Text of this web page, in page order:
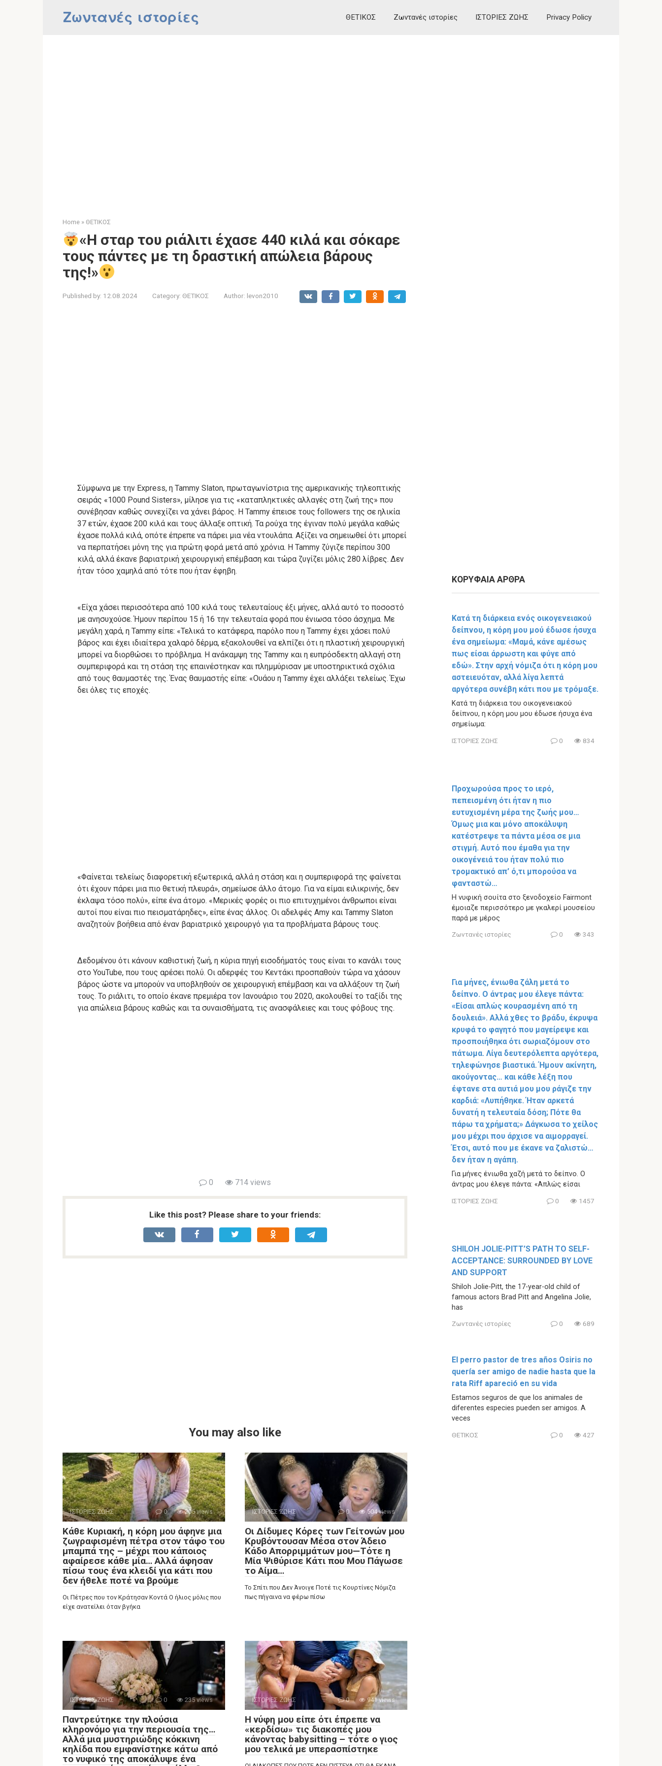
Ζωντανές ιστορίες ΘΕΤΙΚΟΣ Ζωντανές ιστορίες ΙΣΤΟΡΙΕΣ ΖΩΗΣ Privacy Policy
Home » ΘΕΤΙΚΟΣ
«Η σταρ του ριάλιτι έχασε 440 κιλά και σόκαρε
τους πάντες με τη δραστική απώλεια βάρους
της!»
Published by: 12.08.2024 Category: ΘΕΤΙΚΟΣ Author: levon2010
Σύμφωνα με την Express, η Tammy Slaton, πρωταγωνίστρια της αμερικανικής τηλεοπτικής
σειράς «1000 Pound Sisters», μίλησε για τις «καταπληκτικές αλλαγές στη ζωή της» που
συνέβησαν καθώς συνεχίζει να χάνει βάρος. Η Tammy έπεισε τους followers της σε ηλικία
37 ετών, έχασε 200 κιλά και τους άλλαξε οπτική. Τα ρούχα της έγιναν πολύ μεγάλα καθώς
έχασε πολλά κιλά, οπότε έπρεπε να πάρει μια νέα ντουλάπα. Αξίζει να σημειωθεί ότι μπορεί
να περπατήσει μόνη της για πρώτη φορά μετά από χρόνια. Η Tammy ζύγιζε περίπου 300
κιλά, αλλά έκανε βαριατρική χειρουργική επέμβαση και τώρα ζυγίζει μόλις 280 λίβρες. Δεν
ήταν τόσο χαμηλά από τότε που ήταν έφηβη.
«Είχα χάσει περισσότερα από 100 κιλά τους τελευταίους έξι μήνες, αλλά αυτό το ποσοστό
με ανησυχούσε.Ήμουν περίπου 15 ή 16 την τελευταία φορά που ένιωσα τόσο άσχημα. Με
μεγάλη χαρά, η Tammy είπε: «Τελικά το κατάφερα, παρόλο που η Tammy έχει χάσει πολύ
βάρος και έχει ιδιαίτερα χαλαρό δέρμα, εξακολουθεί να ελπίζει ότι η πλαστική χειρουργική
μπορεί να διορθώσει το πρόβλημα. Η ανάκαμψη της Tammy και η ευπρόσδεκτη αλλαγή στη
συμπεριφορά και τη στάση της επαινέστηκαν και πλημμύρισαν με υποστηρικτικά σχόλια
από τους θαυμαστές της. Ένας θαυμαστής είπε: «Ουάου η Tammy έχει αλλάξει τελείως. Έχω
δει όλες τις εποχές.
«Φαίνεται τελείως διαφορετική εξωτερικά, αλλά η στάση και η συμπεριφορά της φαίνεται
ότι έχουν πάρει μια πιο θετική πλευρά», σημείωσε άλλο άτομο. Για να είμαι ειλικρινής, δεν
έκλαψα τόσο πολύ», είπε ένα άτομο. «Μερικές φορές οι πιο επιτυχημένοι άνθρωποι είναι
αυτοί που είναι πιο πεισματάρηδες», είπε ένας άλλος. Οι αδελφές Amy και Tammy Slaton
αναζητούν βοήθεια από έναν βαριατρικό χειρουργό για τα προβλήματα βάρους τους.
Δεδομένου ότι κάνουν καθιστική ζωή, η κύρια πηγή εισοδήματός τους είναι το κανάλι τους
στο YouTube, που τους αρέσει πολύ. Οι αδερφές του Κεντάκι προσπαθούν τώρα να χάσουν
βάρος ώστε να μπορούν να υποβληθούν σε χειρουργική επέμβαση και να αλλάξουν τη ζωή
τους. Το ριάλιτι, το οποίο έκανε πρεμιέρα τον Ιανουάριο του 2020, ακολουθεί το ταξίδι της
για απώλεια βάρους καθώς και τα συναισθήματα, τις ανασφάλειες και τους φόβους της.
0 714 views
Like this post? Please share to your friends:
You may also like
ΙΣΤΟΡΙΕΣ ΖΩΗΣ 0 205 views
Κάθε Κυριακή, η κόρη μου άφηνε μια
ζωγραφισμένη πέτρα στον τάφο του
μπαμπά της – μέχρι που κάποιος
αφαίρεσε κάθε μία… Αλλά άφησαν
πίσω τους ένα κλειδί για κάτι που
δεν ήθελε ποτέ να βρούμε
Οι Πέτρες που τον Κράτησαν Κοντά Ο ήλιος μόλις που
είχε ανατείλει όταν βγήκα
ΙΣΤΟΡΙΕΣ ΖΩΗΣ 0 504 views
Οι Δίδυμες Κόρες των Γείτονών μου
Κρυβόντουσαν Μέσα στον Άδειο
Κάδο Απορριμμάτων μου—Τότε η
Μία Ψιθύρισε Κάτι που Μου Πάγωσε
το Αίμα…
Το Σπίτι που Δεν Άνοιγε Ποτέ τις Κουρτίνες Νόμιζα
πως πήγαινα να φέρω πίσω
ΙΣΤΟΡΙΕΣ ΖΩΗΣ 0 235 views
Παντρεύτηκε την πλούσια
κληρονόμο για την περιουσία της…
Αλλά μια μυστηριώδης κόκκινη
κηλίδα που εμφανίστηκε κάτω από
το νυφικό της αποκάλυψε ένα
ΙΣΤΟΡΙΕΣ ΖΩΗΣ 0 941 views
Η νύφη μου είπε ότι έπρεπε να
«κερδίσω» τις διακοπές μου
κάνοντας babysitting – τότε ο γιος
μου τελικά με υπερασπίστηκε
ΚΟΡΥΦΑΙΑ ΑΡΘΡΑ
Κατά τη διάρκεια ενός οικογενειακού
δείπνου, η κόρη μου μού έδωσε ήσυχα
ένα σημείωμα: «Μαμά, κάνε αμέσως
πως είσαι άρρωστη και φύγε από
εδώ». Στην αρχή νόμιζα ότι η κόρη μου
αστειευόταν, αλλά λίγα λεπτά
αργότερα συνέβη κάτι που με τρόμαξε.
Κατά τη διάρκεια του οικογενειακού
δείπνου, η κόρη μου μου έδωσε ήσυχα ένα
σημείωμα:
ΙΣΤΟΡΙΕΣ ΖΩΗΣ 0 834
Προχωρούσα προς το ιερό,
πεπεισμένη ότι ήταν η πιο
ευτυχισμένη μέρα της ζωής μου…
Όμως μια και μόνο αποκάλυψη
κατέστρεψε τα πάντα μέσα σε μια
στιγμή. Αυτό που έμαθα για την
οικογένειά του ήταν πολύ πιο
τρομακτικό απ’ ό,τι μπορούσα να
φανταστώ…
Η νυφική σουίτα στο ξενοδοχείο Fairmont
έμοιαζε περισσότερο με γκαλερί μουσείου
παρά με μέρος
Ζωντανές ιστορίες 0 343
Για μήνες, ένιωθα ζάλη μετά το
δείπνο. Ο άντρας μου έλεγε πάντα:
«Είσαι απλώς κουρασμένη από τη
δουλειά». Αλλά χθες το βράδυ, έκρυψα
κρυφά το φαγητό που μαγείρεψε και
προσποιήθηκα ότι σωριαζόμουν στο
πάτωμα. Λίγα δευτερόλεπτα αργότερα,
τηλεφώνησε βιαστικά. Ήμουν ακίνητη,
ακούγοντας… και κάθε λέξη που
έφτανε στα αυτιά μου μου ράγιζε την
καρδιά: «Λυπήθηκε. Ήταν αρκετά
δυνατή η τελευταία δόση; Πότε θα
πάρω τα χρήματα;» Δάγκωσα το χείλος
μου μέχρι που άρχισε να αιμορραγεί.
Έτσι, αυτό που με έκανε να ζαλιστώ…
δεν ήταν η αγάπη.
Για μήνες ένιωθα χαζή μετά το δείπνο. Ο
άντρας μου έλεγε πάντα: «Απλώς είσαι
ΙΣΤΟΡΙΕΣ ΖΩΗΣ 0 1457
SHILOH JOLIE-PITT’S PATH TO SELF-
ACCEPTANCE: SURROUNDED BY LOVE
AND SUPPORT
Shiloh Jolie-Pitt, the 17-year-old child of
famous actors Brad Pitt and Angelina Jolie,
has
Ζωντανές ιστορίες 0 689
El perro pastor de tres años Osiris no
quería ser amigo de nadie hasta que la
rata Riff apareció en su vida
Estamos seguros de que los animales de
diferentes especies pueden ser amigos. A
veces
ΘΕΤΙΚΟΣ 0 427